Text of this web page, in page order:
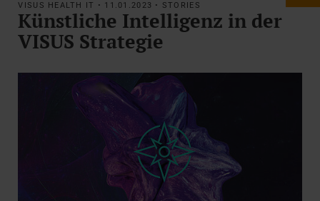
VISUS HEALTH IT • 11.01.2023 • STORIES
Künstliche Intelligenz in der
VISUS Strategie